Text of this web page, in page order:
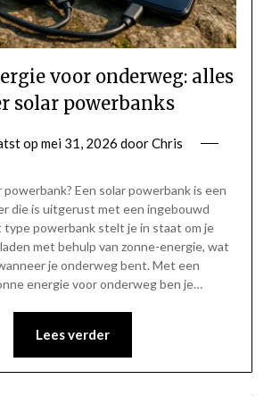
voor onderweg: alles
solar powerbanks
op mei 31, 2026 doorChris
powerbank? Een solar powerbank is een
die is uitgerust met een ingebouwd
type powerbank stelt je in staat om je
met behulp van zonne-energie, wat
je onderweg bent. Met een
energie voor onderweg ben je…
Lees verder